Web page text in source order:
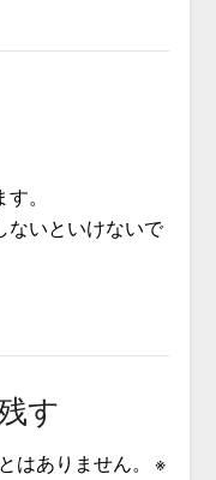
。
ないといけないで
す
はありません。
※